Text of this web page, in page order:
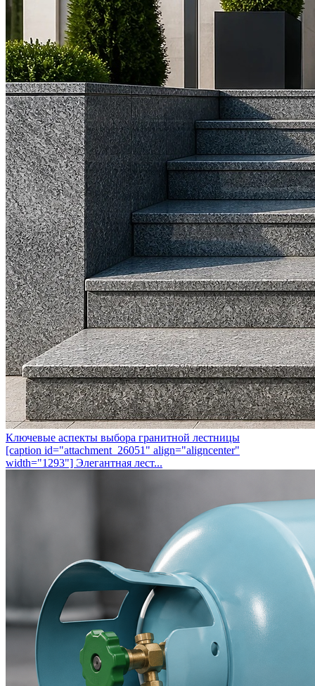
Ключевые аспекты выбора гранитной лестницы
[caption id="attachment_26051" align="aligncenter"
width="1293"] Элегантная лест...